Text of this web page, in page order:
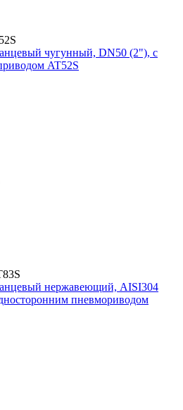
чугунный, DN50 (2"), с
AT52S
нержавеющий, AISI304
пневмориводом